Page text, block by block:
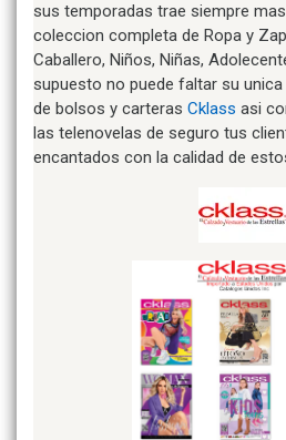
sus temporadas trae siempre
coleccion completa de Ropa y
Caballero, Niños, Niñas,
supuesto no puede faltar su
de bolsos y carteras Cklass asi
las telenovelas de seguro tus
encantados con la calidad de